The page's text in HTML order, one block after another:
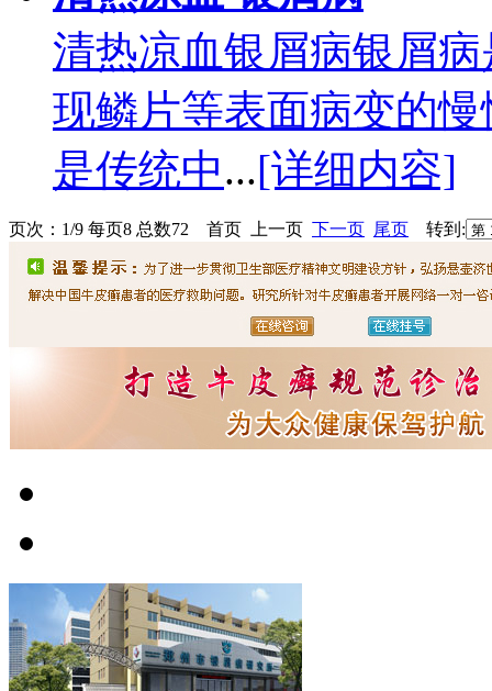
清热凉血银屑病银屑
现鳞片等表面病变的
是传统中...[详细内容]
页次：1/9 每页8 总数72 首页 上一页 下一页 尾页 转到: